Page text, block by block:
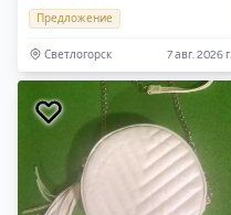
Предложение
Светлогорск 7 авг. 2026 г.